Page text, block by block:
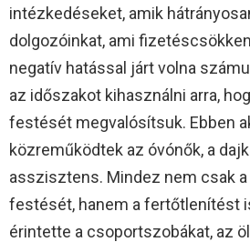
intézkedéseket, amik
dolgozóinkat, ami
negatív hatással járt volna
az időszakot kihasználni arra,
festését megvalósítsuk. Ebben
közreműködtek az óvónők, a
asszisztens. Mindez nem csak
festését, hanem a fertőtlenítést
érintette a csoportszobákat, az